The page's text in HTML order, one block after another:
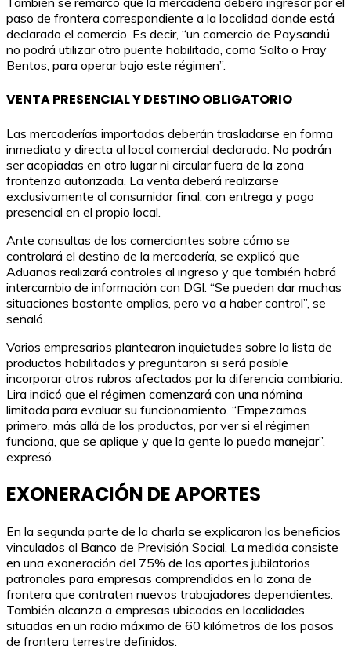
paso de frontera correspondiente a la localidad donde está
declarado el comercio. Es decir, “un comercio de Paysandú
no podrá utilizar otro puente habilitado, como Salto o Fray
Bentos, para operar bajo este régimen”.
VENTA PRESENCIAL Y DESTINO OBLIGATORIO
Las mercaderías importadas deberán trasladarse en forma
inmediata y directa al local comercial declarado. No podrán
ser acopiadas en otro lugar ni circular fuera de la zona
fronteriza autorizada. La venta deberá realizarse
exclusivamente al consumidor final, con entrega y pago
presencial en el propio local.
Ante consultas de los comerciantes sobre cómo se
controlará el destino de la mercadería, se explicó que
Aduanas realizará controles al ingreso y que también habrá
intercambio de información con DGI. “Se pueden dar muchas
situaciones bastante amplias, pero va a haber control”, se
señaló.
Varios empresarios plantearon inquietudes sobre la lista de
productos habilitados y preguntaron si será posible
incorporar otros rubros afectados por la diferencia cambiaria.
Lira indicó que el régimen comenzará con una nómina
limitada para evaluar su funcionamiento. “Empezamos
primero, más allá de los productos, por ver si el régimen
funciona, que se aplique y que la gente lo pueda manejar”,
expresó.
EXONERACIÓN DE APORTES
En la segunda parte de la charla se explicaron los beneficios
vinculados al Banco de Previsión Social. La medida consiste
en una exoneración del 75% de los aportes jubilatorios
patronales para empresas comprendidas en la zona de
frontera que contraten nuevos trabajadores dependientes.
También alcanza a empresas ubicadas en localidades
situadas en un radio máximo de 60 kilómetros de los pasos
de frontera terrestre definidos.